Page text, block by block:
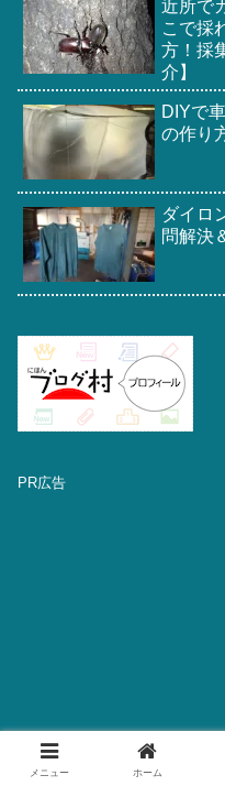
近所で
こで採
方！採
介】
DIYで
の作り
ダイロ
問解決
PR広告
メニュー ホーム